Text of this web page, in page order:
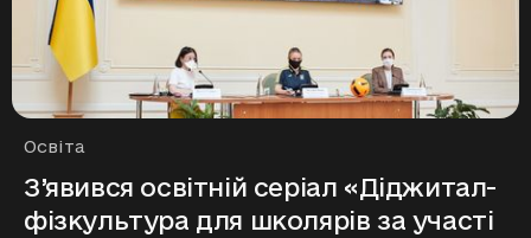
Рубрики
Освіта
З’явився освітній серіал «Діджитал-
фізкультура для школярів за участі